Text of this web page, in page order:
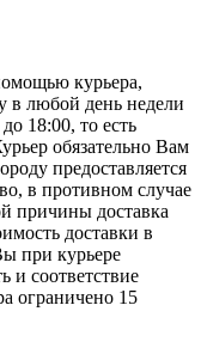
курьера,
в любой день недели
18:00, то есть
обязательно Вам
предоставляется
в противном случае
причины доставка
доставки в
при курьере
и соответствие
ограничено 15